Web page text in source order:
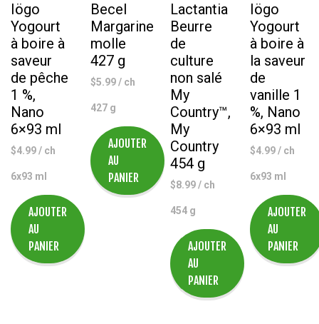
Iögo
Yogourt
à boire à
saveur
de pêche
1 %,
Nano
6×93 ml
$4.99/ ch
6x93 ml
AJOUTER
AU
PANIER
Becel
Margarine
molle
427 g
$5.99/ ch
427 g
AJOUTER
AU
PANIER
Lactantia
Beurre
de
culture
non salé
My
Country™,
My
Country
454 g
$8.99/ ch
454 g
AJOUTER
AU
PANIER
Iögo
Yogourt
à boire à
la saveur
de
vanille 1
%, Nano
6×93 ml
$4.99/ ch
6x93 ml
AJOUTER
AU
PANIER